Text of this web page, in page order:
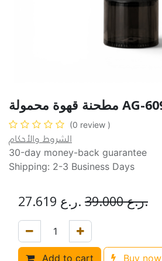
(0 review )
الشروط والأحكام
30-day money-back guarantee
Shipping: 2-3 Business Days
27.619 ر.ع. 39.000 ر.ع.
Add to cart Buy now